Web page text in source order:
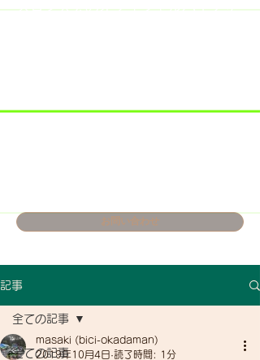
スロン大会のオフィシャルバイクサ
お問い合わせ
記事
全ての記事
全ての記事
masaki (bici-okadaman)
2019年10月4日 読了時間: 1分